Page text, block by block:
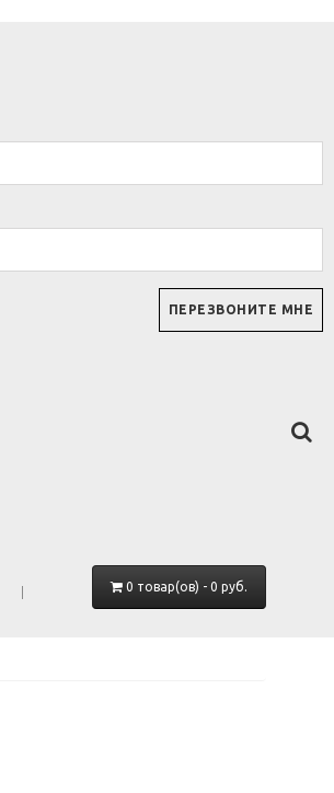
0 товар(ов) - 0 руб.